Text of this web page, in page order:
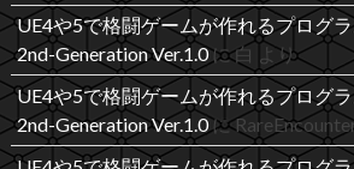
UE4や5で格闘ゲームが作れるプログ
2nd-Generation Ver.1.0に白 より
UE4や5で格闘ゲームが作れるプログ
2nd-Generation Ver.1.0に